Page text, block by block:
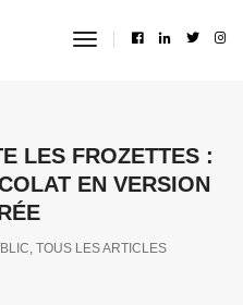
toggle
LES FROZETTES :
EN VERSION
, TOUS LES ARTICLES